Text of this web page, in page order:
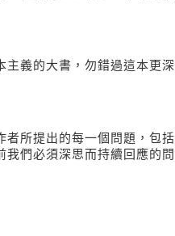
義的大書，勿錯過這本更深
所提出的每一個問題，包括
我們必須深思而持續回應的問